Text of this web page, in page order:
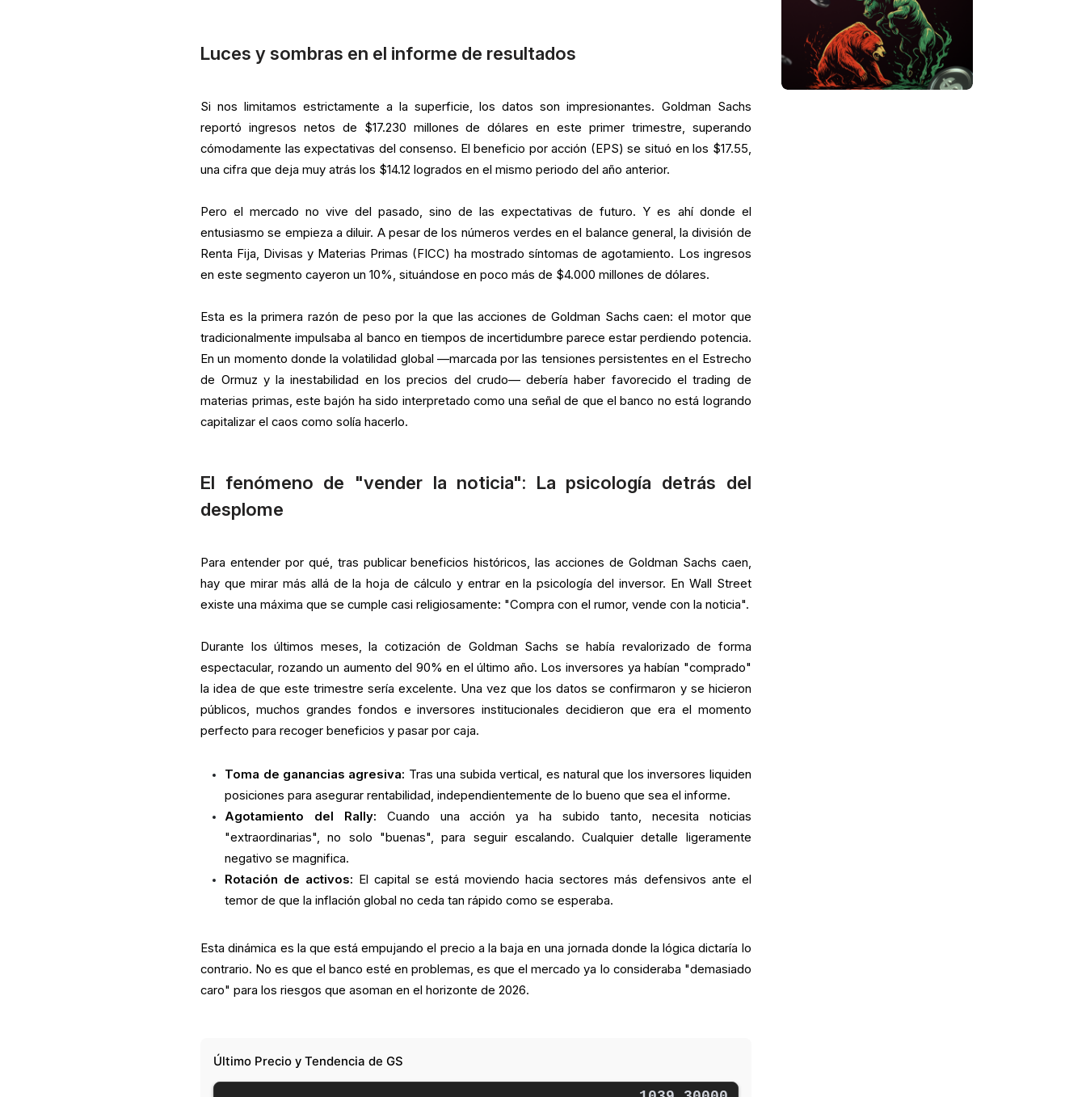
Luces y sombras en el informe de resultados
Si nos limitamos estrictamente a la superficie, los datos son impresionantes. Goldman Sachs
reportó ingresos netos de $17.230 millones de dólares en este primer trimestre, superando
cómodamente las expectativas del consenso. El beneficio por acción (EPS) se situó en los $17.55,
una cifra que deja muy atrás los $14.12 logrados en el mismo periodo del año anterior.
Pero el mercado no vive del pasado, sino de las expectativas de futuro. Y es ahí donde el
entusiasmo se empieza a diluir. A pesar de los números verdes en el balance general, la división de
Renta Fija, Divisas y Materias Primas (FICC) ha mostrado síntomas de agotamiento. Los ingresos
en este segmento cayeron un 10%, situándose en poco más de $4.000 millones de dólares.
Esta es la primera razón de peso por la que las acciones de Goldman Sachs caen: el motor que
tradicionalmente impulsaba al banco en tiempos de incertidumbre parece estar perdiendo potencia.
En un momento donde la volatilidad global —marcada por las tensiones persistentes en el Estrecho
de Ormuz y la inestabilidad en los precios del crudo— debería haber favorecido el trading de
materias primas, este bajón ha sido interpretado como una señal de que el banco no está logrando
capitalizar el caos como solía hacerlo.
El fenómeno de "vender la noticia": La psicología detrás del
desplome
Para entender por qué, tras publicar beneficios históricos, las acciones de Goldman Sachs caen,
hay que mirar más allá de la hoja de cálculo y entrar en la psicología del inversor. En Wall Street
existe una máxima que se cumple casi religiosamente: "Compra con el rumor, vende con la noticia".
Durante los últimos meses, la cotización de Goldman Sachs se había revalorizado de forma
espectacular, rozando un aumento del 90% en el último año. Los inversores ya habían "comprado"
la idea de que este trimestre sería excelente. Una vez que los datos se confirmaron y se hicieron
públicos, muchos grandes fondos e inversores institucionales decidieron que era el momento
perfecto para recoger beneficios y pasar por caja.
Toma de ganancias agresiva: Tras una subida vertical, es natural que los inversores liquiden
posiciones para asegurar rentabilidad, independientemente de lo bueno que sea el informe.
Agotamiento del Rally: Cuando una acción ya ha subido tanto, necesita noticias
"extraordinarias", no solo "buenas", para seguir escalando. Cualquier detalle ligeramente
negativo se magnifica.
Rotación de activos: El capital se está moviendo hacia sectores más defensivos ante el
temor de que la inflación global no ceda tan rápido como se esperaba.
Esta dinámica es la que está empujando el precio a la baja en una jornada donde la lógica dictaría lo
contrario. No es que el banco esté en problemas, es que el mercado ya lo consideraba "demasiado
caro" para los riesgos que asoman en el horizonte de 2026.
Último Precio y Tendencia de GS